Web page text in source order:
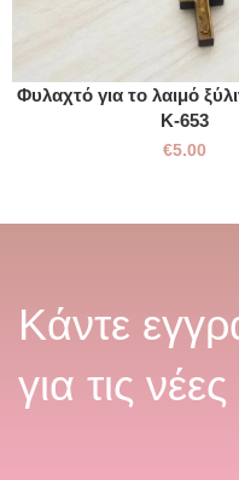
Φυλαχτό για το λαιμό
Κ-653
€5.00
Κάντε
για τις